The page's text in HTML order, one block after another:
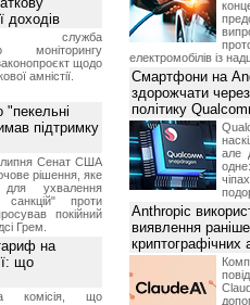
доходів
служба
моніторингу
щодо
амністії.
"пекельні
підтримку
липня Сенат США
рішення, яке
для ухвалення
санкцій" проти
покійний
Грем.
на
що
комісія, що
електромобілів із
Смартфони на
здорожчати
політику
але
Anthropic
виявлення
криптографічних